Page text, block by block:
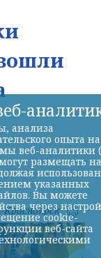
анализа
опыта на
веб-аналитики
размещать на
указанных
Вы можете
через
cookie-
веб-сайта